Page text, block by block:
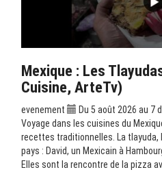
Mexique : Les
Cuisine, ArteTv)
evenement
Du 5 août 2026 au 7
Voyage dans les cuisines du
recettes traditionnelles. La tlayuda,
pays : David, un Mexicain à
Elles sont la rencontre de la pizza